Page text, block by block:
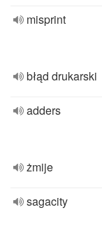
misprint
błąd drukarski
adders
żmije
sagacity